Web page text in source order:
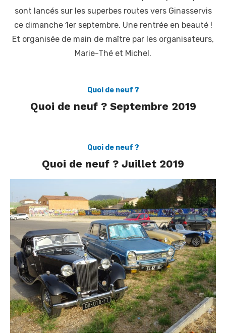
sont lancés sur les superbes routes vers Ginasservis
ce dimanche 1er septembre. Une rentrée en beauté !
Et organisée de main de maître par les organisateurs,
Marie-Thé et Michel.
Quoi de neuf ?
Quoi de neuf ? Septembre 2019
Quoi de neuf ?
Quoi de neuf ? Juillet 2019